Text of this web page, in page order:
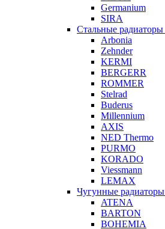
Germanium
SIRA
Стальные радиаторы
Arbonia
Zehnder
KERMI
BERGERR
ROMMER
Stelrad
Buderus
Millennium
AXIS
NED Thermo
PURMO
KORADO
Viessmann
LEMAX
Чугунные радиаторы
ATENA
BARTON
BOHEMIA